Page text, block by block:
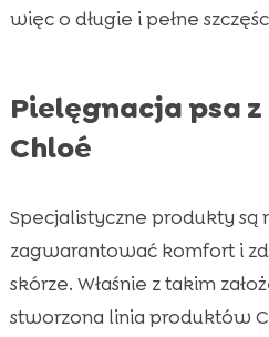
więc o długie i pełne
Pielęgnacja psa
Chloé
Specjalistyczne produkty są
zagwarantować komfort i
skórze. Właśnie z takim
stworzona linia produktów